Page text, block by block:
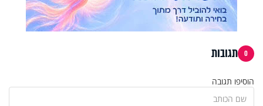
0 תגובות
הוסיפו תגובה